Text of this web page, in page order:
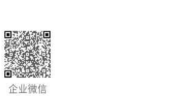
企业微信